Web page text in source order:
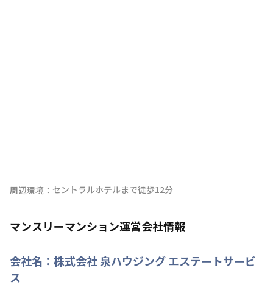
周辺環境： セントラルホテルまで徒歩12分
マンスリーマンション運営会社情報
会社名： 株式会社 泉ハウジング エステートサービ
ス